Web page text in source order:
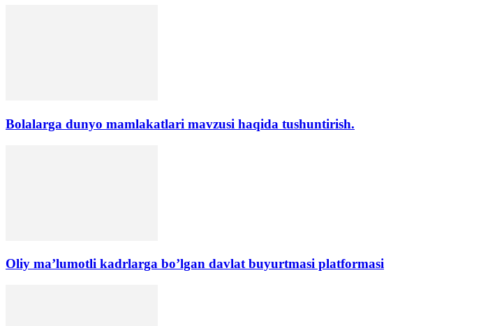
Bolalarga dunyo mamlakatlari mavzusi haqida tushuntirish.
Oliy ma’lumotli kadrlarga bo’lgan davlat buyurtmasi platformasi